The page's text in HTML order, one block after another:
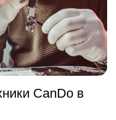
CanDo в